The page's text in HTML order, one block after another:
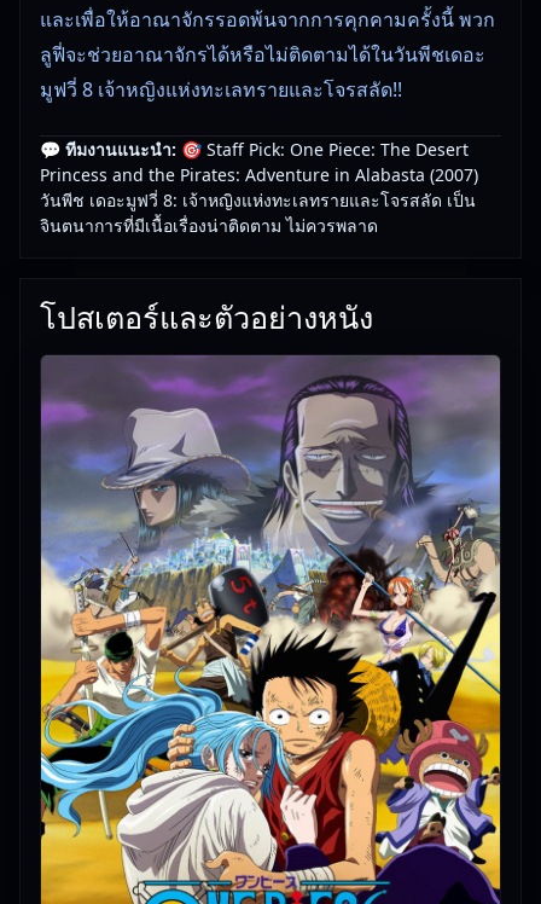
และเพื่อให้อาณาจักรรอดพ้นจากการคุกคามครั้งนี้ พวก
ลูฟี่จะช่วยอาณาจักรได้หรือไม่ติดตามได้ในวันพีชเดอะ
มูฟวี่ 8 เจ้าหญิงแห่งทะเลทรายและโจรสลัด!!
One Piece: The Desert Princess and the Pirates:
Adventure in Alabasta (2007) วันพีช เดอะมูฟวี่ 8: เจ้า
หญิงแห่งทะเลทรายและโจรสลัด () — หนังใหม่ชนโรง
เรื่องนี้เหมาะกับคนที่ชอบหนังใหม่ชนโรงและกำลังมอง
👀 ทีมงานแนะนำ: One Piece: The Desert Princess
and the Pirates: Adventure in Alabasta (2007) วัน
พีช เดอะมูฟวี่ 8: เจ้าหญิงแห่งทะเลทรายและโจรสลัด ดู
เพลิน เหมาะกับวันพักผ่อน
🎥อัปเดตโดยทีมงาน Free Movie 24— ตรวจสอบล่าสุด:
06/06/2026 |เกี่ยวกับเรา
💬 ทีมงานแนะนำ: 🎯 Staff Pick: One Piece: The Desert
Princess and the Pirates: Adventure in Alabasta (2007)
วันพีช เดอะมูฟวี่ 8: เจ้าหญิงแห่งทะเลทรายและโจรสลัด เป็น
จินตนาการที่มีเนื้อเรื่องน่าติดตาม ไม่ควรพลาด
โปสเตอร์และตัวอย่างหนัง